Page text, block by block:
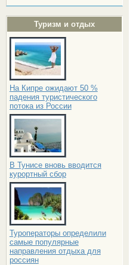
Туризм и отдых
На Кипре ожидают 50 %
падения туристического
потока из России
В Тунисе вновь вводится
курортный сбор
Туроператоры определили
самые популярные
направления отдыха для
россиян